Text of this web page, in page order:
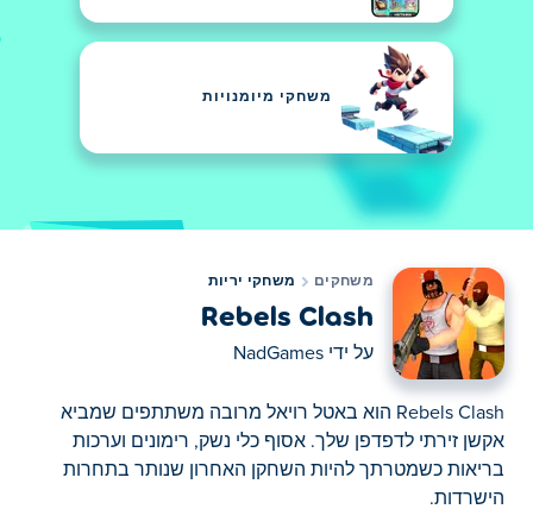
משחקי מיומנויות
משחקים משחקי יריות
Rebels Clash
על ידי NadGames
Rebels Clash הוא באטל רויאל מרובה משתתפים שמביא
אקשן זירתי לדפדפן שלך. אסוף כלי נשק, רימונים וערכות
בריאות כשמטרתך להיות השחקן האחרון שנותר בתחרות
הישרדות.